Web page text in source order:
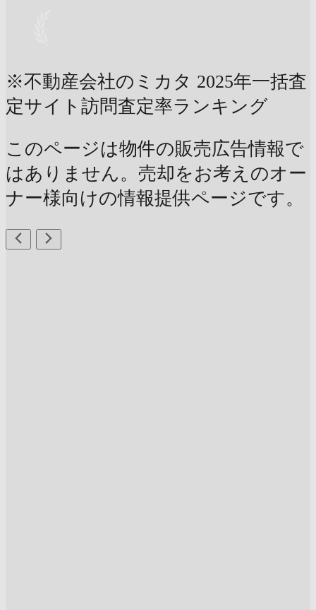
※不動産会社のミカタ 2025年一括査
定サイト訪問査定率ランキング
このページは物件の販売広告情報で
はありません。売却をお考えのオー
ナー様向けの情報提供ページです。